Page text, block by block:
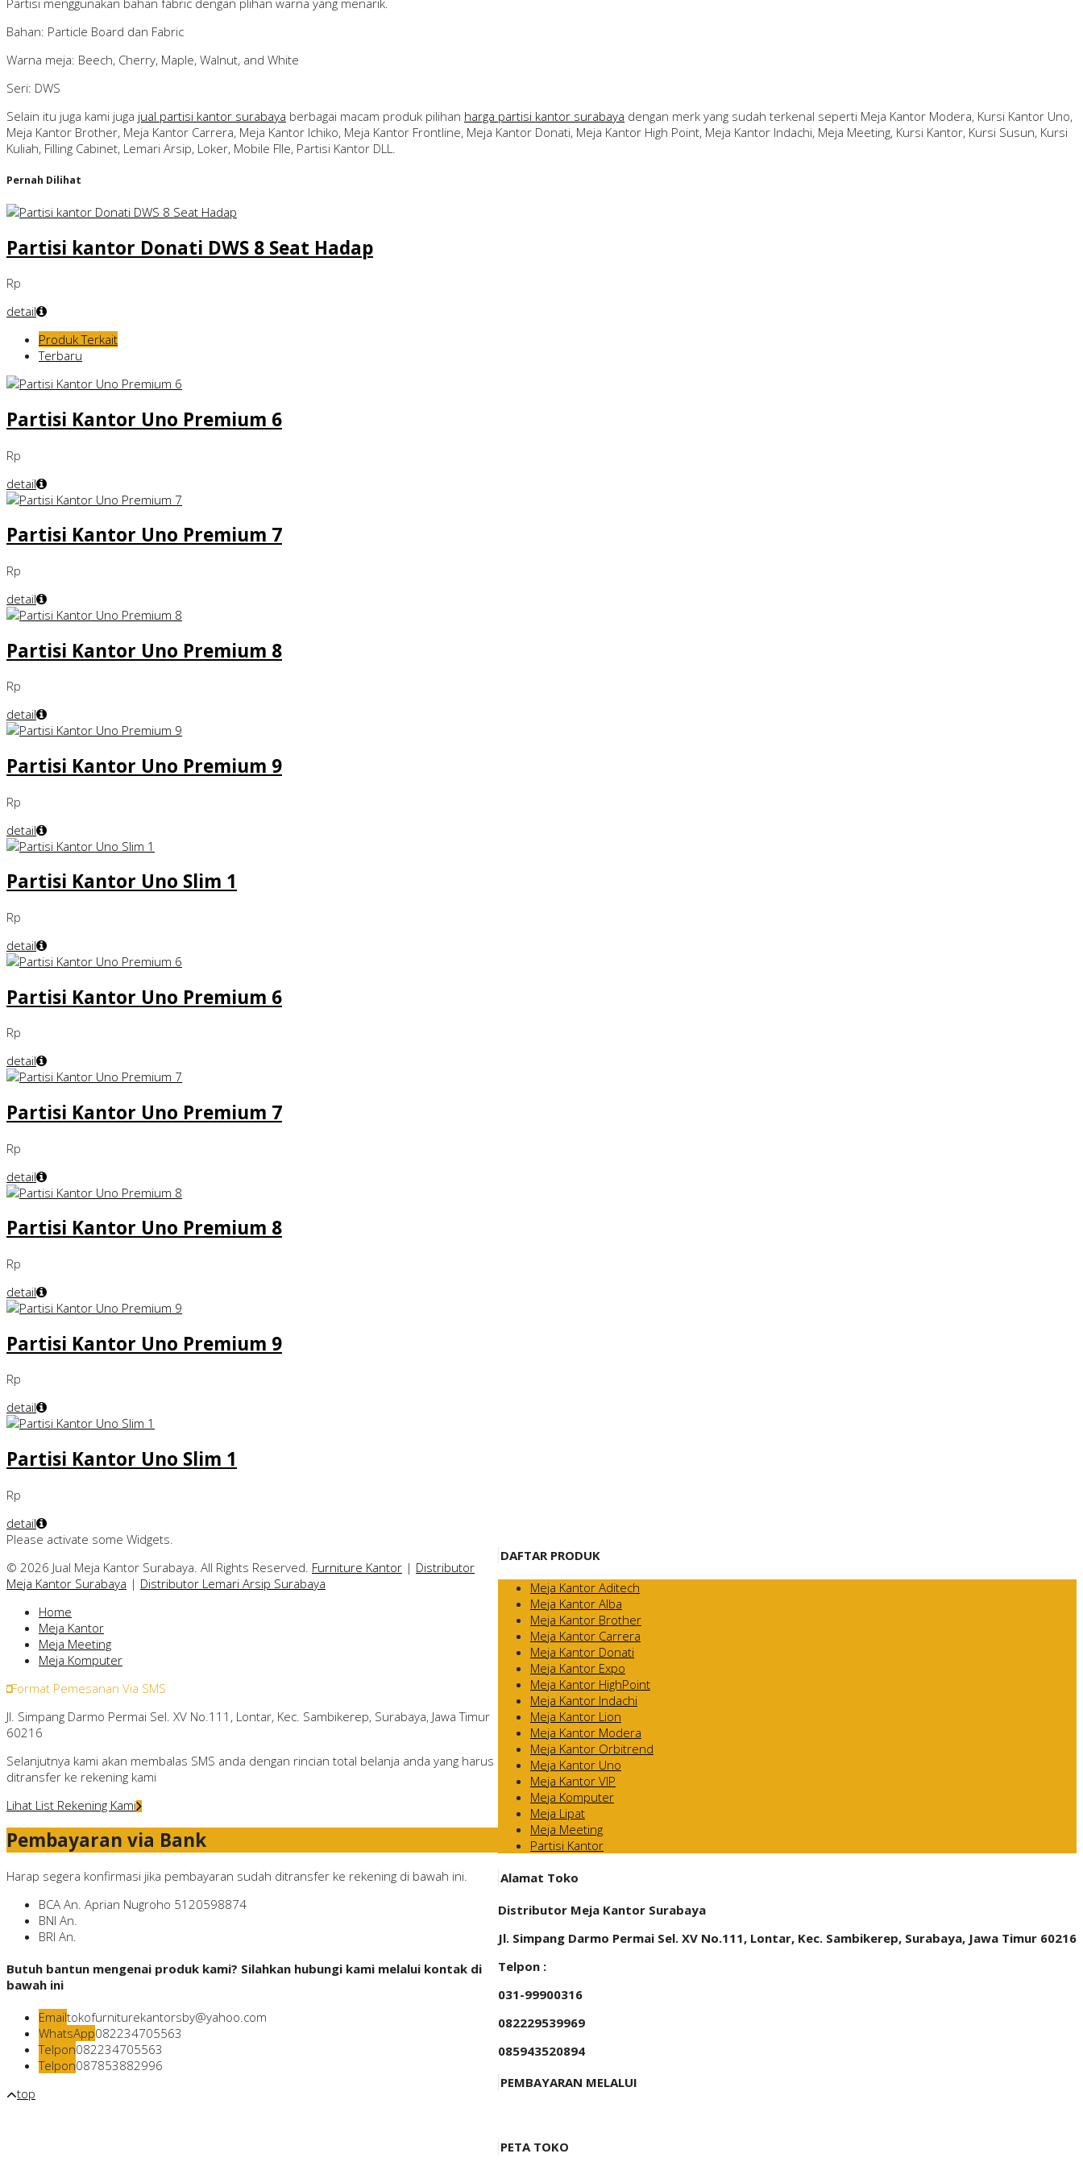
Partisi menggunakan bahan fabric dengan plihan warna yang menarik.
Bahan: Particle Board dan Fabric
Warna meja: Beech, Cherry, Maple, Walnut, and White
Seri: DWS
Selain itu juga kami juga jual partisi kantor surabaya berbagai macam produk pilihan harga partisi kantor surabaya dengan merk yang sudah terkenal seperti Meja Kantor Modera, Kursi Kantor Uno,
Meja Kantor Brother, Meja Kantor Carrera, Meja Kantor Ichiko, Meja Kantor Frontline, Meja Kantor Donati, Meja Kantor High Point, Meja Kantor Indachi, Meja Meeting, Kursi Kantor, Kursi Susun, Kursi
Kuliah, Filling Cabinet, Lemari Arsip, Loker, Mobile FIle, Partisi Kantor DLL.
Pernah Dilihat
Partisi kantor Donati DWS 8 Seat Hadap
Rp
detail
Produk Terkait
Terbaru
Partisi Kantor Uno Premium 6
Rp
detail
Partisi Kantor Uno Premium 7
Rp
detail
Partisi Kantor Uno Premium 8
Rp
detail
Partisi Kantor Uno Premium 9
Rp
detail
Partisi Kantor Uno Slim 1
Rp
detail
Partisi Kantor Uno Premium 6
Rp
detail
Partisi Kantor Uno Premium 7
Rp
detail
Partisi Kantor Uno Premium 8
Rp
detail
Partisi Kantor Uno Premium 9
Rp
detail
Partisi Kantor Uno Slim 1
Rp
detail
DAFTAR PRODUK
Meja Kantor Aditech
Meja Kantor Alba
Meja Kantor Brother
Meja Kantor Carrera
Meja Kantor Donati
Meja Kantor Expo
Meja Kantor HighPoint
Meja Kantor Indachi
Meja Kantor Lion
Meja Kantor Modera
Meja Kantor Orbitrend
Meja Kantor Uno
Meja Kantor VIP
Meja Komputer
Meja Lipat
Meja Meeting
Partisi Kantor
Alamat Toko
Distributor Meja Kantor Surabaya
Jl. Simpang Darmo Permai Sel. XV No.111, Lontar, Kec. Sambikerep, Surabaya, Jawa Timur 60216
Telpon :
031-99900316
082229539969
085943520894
PEMBAYARAN MELALUI
PETA TOKO
Please activate some Widgets.
© 2026 Jual Meja Kantor Surabaya. All Rights Reserved. Furniture Kantor | Distributor
Meja Kantor Surabaya | Distributor Lemari Arsip Surabaya
Home
Meja Kantor
Meja Meeting
Meja Komputer
Format Pemesanan Via SMS
Jl. Simpang Darmo Permai Sel. XV No.111, Lontar, Kec. Sambikerep, Surabaya, Jawa Timur
60216
Selanjutnya kami akan membalas SMS anda dengan rincian total belanja anda yang harus
ditransfer ke rekening kami
Lihat List Rekening Kami
Pembayaran via Bank
Harap segera konfirmasi jika pembayaran sudah ditransfer ke rekening di bawah ini.
BCA An. Aprian Nugroho 5120598874
BNI An.
BRI An.
Butuh bantun mengenai produk kami? Silahkan hubungi kami melalui kontak di
bawah ini
Emailtokofurniturekantorsby@yahoo.com
WhatsApp082234705563
Telpon082234705563
Telpon087853882996
top